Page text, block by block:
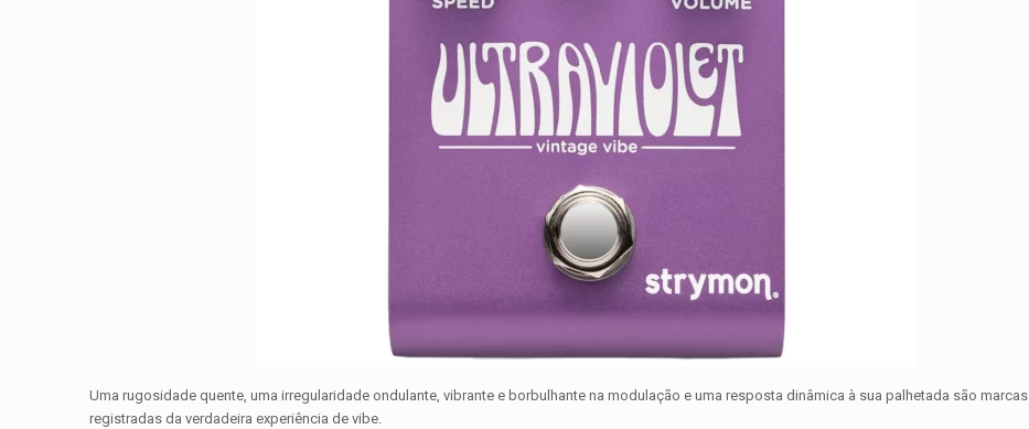
Uma rugosidade quente, uma irregularidade ondulante, vibrante e borbulhante na modulação e uma resposta dinâmica à sua palhetada são marcas
registradas da verdadeira experiência de vibe.